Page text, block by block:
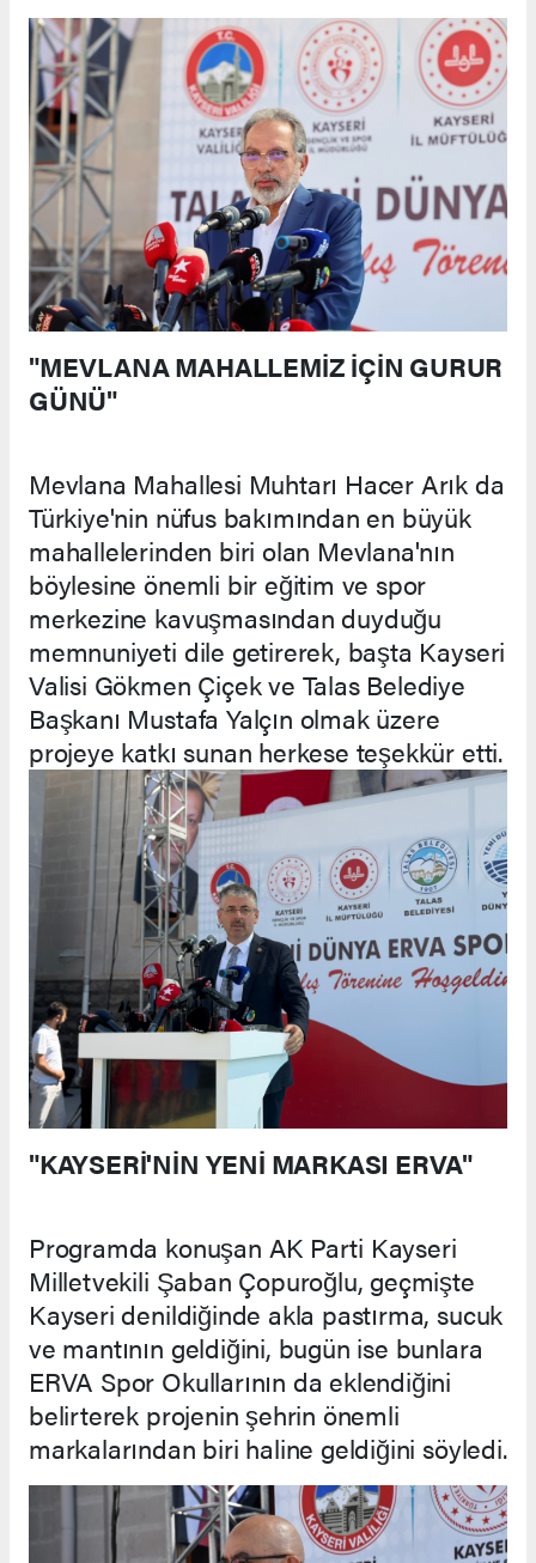
"MEVLANA MAHALLEMİZ İÇİN GURUR
GÜNÜ"
Mevlana Mahallesi Muhtarı Hacer Arık da
Türkiye'nin nüfus bakımından en büyük
mahallelerinden biri olan Mevlana'nın
böylesine önemli bir eğitim ve spor
merkezine kavuşmasından duyduğu
memnuniyeti dile getirerek, başta Kayseri
Valisi Gökmen Çiçek ve Talas Belediye
Başkanı Mustafa Yalçın olmak üzere
projeye katkı sunan herkese teşekkür etti.
"KAYSERİ'NİN YENİ MARKASI ERVA"
Programda konuşan AK Parti Kayseri
Milletvekili Şaban Çopuroğlu, geçmişte
Kayseri denildiğinde akla pastırma, sucuk
ve mantının geldiğini, bugün ise bunlara
ERVA Spor Okullarının da eklendiğini
belirterek projenin şehrin önemli
markalarından biri haline geldiğini söyledi.